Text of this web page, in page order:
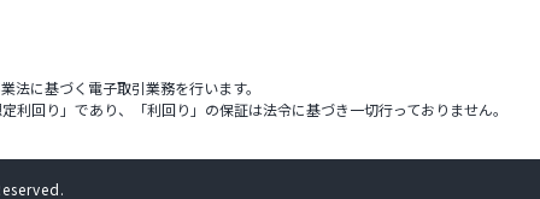
法に基づく電子取引業務を行います。
利回り」であり、「利回り」の保証は法令に基づき一切行っておりません。